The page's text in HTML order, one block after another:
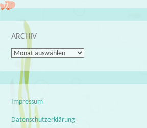
ARCHIV
Archiv
Impressum
Datenschutzerklärung